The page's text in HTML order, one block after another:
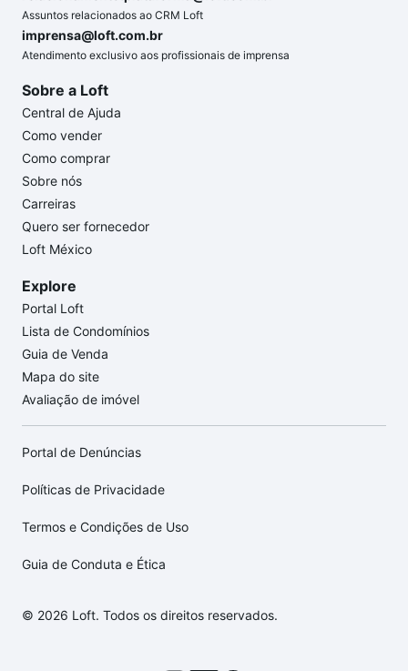
Assuntos relacionados ao CRM Loft
imprensa@loft.com.br
Atendimento exclusivo aos profissionais de imprensa
Sobre a Loft
Central de Ajuda
Como vender
Como comprar
Sobre nós
Carreiras
Quero ser fornecedor
Loft México
Explore
Portal Loft
Lista de Condomínios
Guia de Venda
Mapa do site
Avaliação de imóvel
Portal de Denúncias
Políticas de Privacidade
Termos e Condições de Uso
Guia de Conduta e Ética
© 2026 Loft. Todos os direitos reservados.